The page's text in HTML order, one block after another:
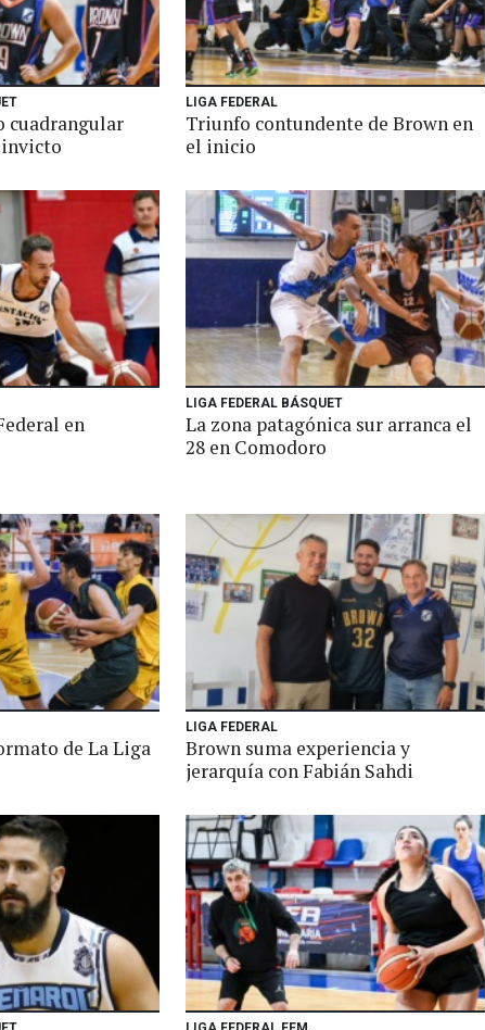
cuadrangular
LIGA FEDERAL
Triunfo contundente de Brown en
el inicio
en
LIGA FEDERAL BÁSQUET
La zona patagónica sur arranca el
28 en Comodoro
de La Liga
LIGA FEDERAL
Brown suma experiencia y
jerarquía con Fabián Sahdi